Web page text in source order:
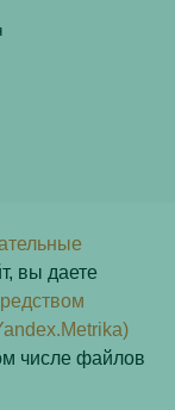
вы даете
числе файлов